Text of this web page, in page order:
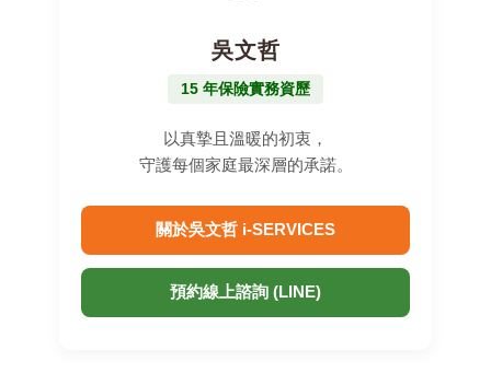
吳文哲
15 年保險實務資歷
以真摯且溫暖的初衷，
守護每個家庭最深層的承諾。
關於吳文哲 i-SERVICES
預約線上諮詢 (LINE)